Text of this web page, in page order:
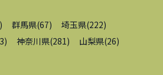
) 群馬県(67) 埼玉県(222)
) 神奈川県(281 ) 山梨県(26)